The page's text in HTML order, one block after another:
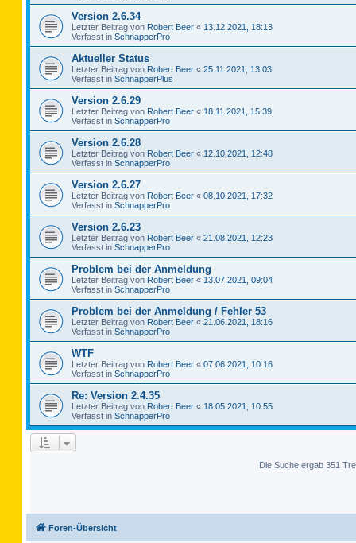
Version 2.6.34
Letzter Beitrag von Robert Beer « 13.12.2021, 18:13
Verfasst in SchnapperPro
Aktueller Status
Letzter Beitrag von Robert Beer « 25.11.2021, 13:03
Verfasst in SchnapperPlus
Version 2.6.29
Letzter Beitrag von Robert Beer « 18.11.2021, 15:39
Verfasst in SchnapperPro
Version 2.6.28
Letzter Beitrag von Robert Beer « 12.10.2021, 12:48
Verfasst in SchnapperPro
Version 2.6.27
Letzter Beitrag von Robert Beer « 08.10.2021, 17:32
Verfasst in SchnapperPro
Version 2.6.23
Letzter Beitrag von Robert Beer « 21.08.2021, 12:23
Verfasst in SchnapperPro
Problem bei der Anmeldung
Letzter Beitrag von Robert Beer « 13.07.2021, 09:04
Verfasst in SchnapperPro
Problem bei der Anmeldung / Fehler 53
Letzter Beitrag von Robert Beer « 21.06.2021, 18:16
Verfasst in SchnapperPro
WTF
Letzter Beitrag von Robert Beer « 07.06.2021, 10:16
Verfasst in SchnapperPro
Re: Version 2.4.35
Letzter Beitrag von Robert Beer « 18.05.2021, 10:55
Verfasst in SchnapperPro
Die Suche ergab 351
Foren-Übersicht